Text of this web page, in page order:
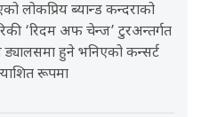
लोकप्रिय ब्यान्ड कन्दराको
‘रिदम अफ चेन्ज’ टुरअन्तर्गत
हुने भनिएको कन्सर्ट
रूपमा